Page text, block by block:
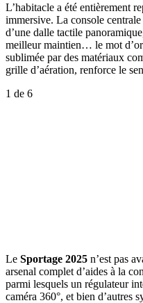
L’habitacle a été entièrement
immersive. La console
d’une dalle tactile
meilleur maintien… le mot
sublimée par des matériaux
grille d’aération, renforce le
1 de 6
Le Sportage 2025 n’est pas
arsenal complet d’aides à la
parmi lesquels un régulateur
caméra 360°, et bien d’autres